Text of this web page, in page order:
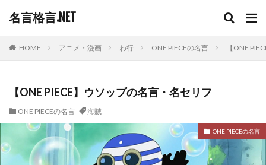
名言格言.NET
HOME アニメ・漫画 わ行 ONE PIECEの名言 【ONE
【ONE PIECE】ウソップの名言・名セリフ
ONE PIECEの名言 海賊
ONE PIECEの名言